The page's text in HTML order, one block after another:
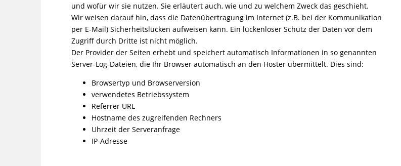
und wofür wir sie nutzen. Sie erläutert auch, wie und zu welchem Zweck das geschieht.
Wir weisen darauf hin, dass die Datenübertragung im Internet (z.B. bei der Kommunikation
per E-Mail) Sicherheitslücken aufweisen kann. Ein lückenloser Schutz der Daten vor dem
Zugriff durch Dritte ist nicht möglich.
Der Provider der Seiten erhebt und speichert automatisch Informationen in so genannten
Server-Log-Dateien, die Ihr Browser automatisch an den Hoster übermittelt. Dies sind:
Browsertyp und Browserversion
verwendetes Betriebssystem
Referrer URL
Hostname des zugreifenden Rechners
Uhrzeit der Serveranfrage
IP-Adresse